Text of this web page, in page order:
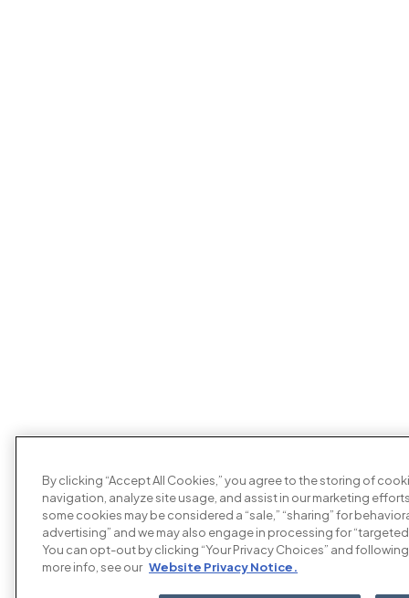
By clicking “Accept All Cookies,” you agree to the storing of
navigation, analyze site usage, and assist in our marketing
some cookies may be considered a “sale,” “sharing” for
advertising” and we may also engage in processing for
You can opt-out by clicking “Your Privacy Choices” and
more info, see our Website Privacy Notice.